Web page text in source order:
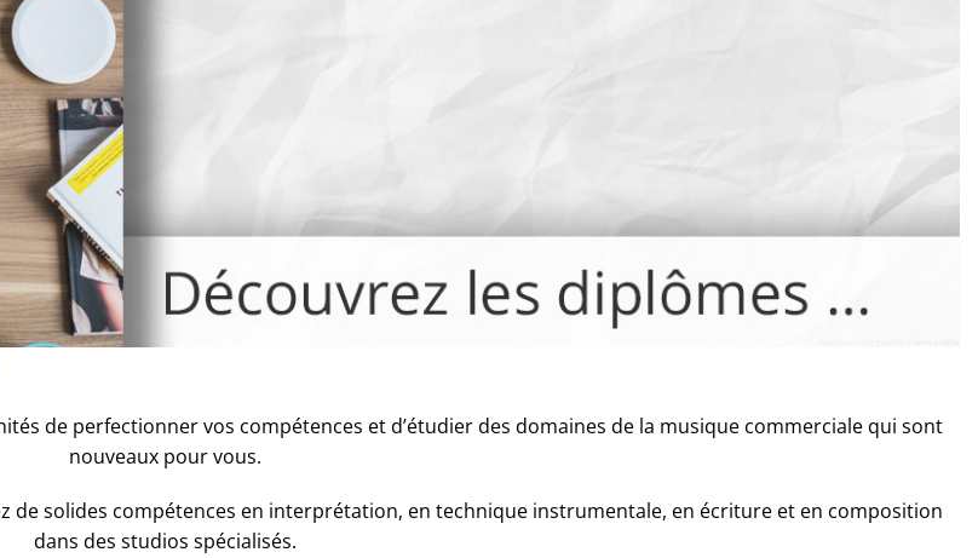
de perfectionner vos compétences et d’étudier des domaines de la musique commerciale qui sont
nouveaux pour vous.
de solides compétences en interprétation, en technique instrumentale, en écriture et en composition
dans des studios spécialisés.